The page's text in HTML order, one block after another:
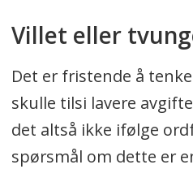
Villet eller
Det er fristende å
skulle tilsi lavere
det altså ikke ifølge
spørsmål om dette er